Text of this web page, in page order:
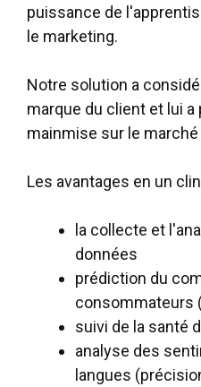
puissance de
le marketing.
Notre solution a
marque du client et lui a
mainmise sur le marché
Les avantages en un
la collecte et
données
prédiction du
consommateurs
suivi de la santé
analyse des
langues